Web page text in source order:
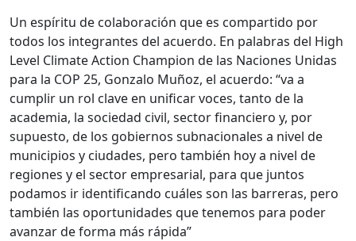
Un espíritu de colaboración que es compartido por
todos los integrantes del acuerdo. En palabras del High
Level Climate Action Champion de las Naciones Unidas
para la COP 25, Gonzalo Muñoz, el acuerdo: “va a
cumplir un rol clave en unificar voces, tanto de la
academia, la sociedad civil, sector financiero y, por
supuesto, de los gobiernos subnacionales a nivel de
municipios y ciudades, pero también hoy a nivel de
regiones y el sector empresarial, para que juntos
podamos ir identificando cuáles son las barreras, pero
también las oportunidades que tenemos para poder
avanzar de forma más rápida”